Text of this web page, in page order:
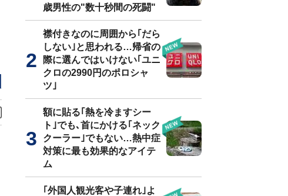
歳男性の"数十秒間の死闘"
襟付きなのに周囲から｢だら
しない｣と思われる…帰省の
際に選んではいけない｢ユニ
クロの2990円のポロシャ
ツ｣
額に貼る｢熱を冷ますシー
ト｣でも､首にかける｢ネック
クーラー｣でもない…熱中症
対策に最も効果的なアイテ
ム
｢外国人観光客や子連れ｣よ